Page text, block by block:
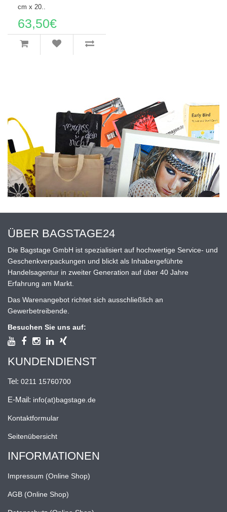
cm x 20..
63,50€
ÜBER BAGSTAGE24
Die Bagstage GmbH ist spezialisiert auf hochwertige Service- und
Geschenkverpackungen und blickt als Inhabergeführte
Handelsagentur in zweiter Generation auf über 40 Jahre
Erfahrung am Markt.
Das Warenangebot richtet sich ausschließlich an
Gewerbetreibende.
Besuchen Sie uns auf:
KUNDENDIENST
Tel: 0211 15760700
E-Mail: info(at)bagstage.de
Kontaktformular
Seitenübersicht
INFORMATIONEN
Impressum (Online Shop)
AGB (Online Shop)